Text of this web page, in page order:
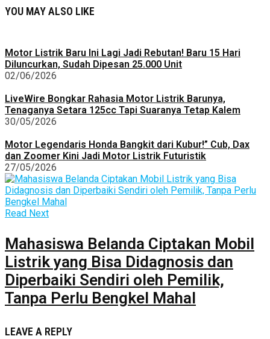
YOU MAY ALSO LIKE
Motor Listrik Baru Ini Lagi Jadi Rebutan! Baru 15 Hari
Diluncurkan, Sudah Dipesan 25.000 Unit
02/06/2026
LiveWire Bongkar Rahasia Motor Listrik Barunya,
Tenaganya Setara 125cc Tapi Suaranya Tetap Kalem
30/05/2026
Motor Legendaris Honda Bangkit dari Kubur!” Cub, Dax
dan Zoomer Kini Jadi Motor Listrik Futuristik
27/05/2026
Read Next
Mahasiswa Belanda Ciptakan Mobil
Listrik yang Bisa Didagnosis dan
Diperbaiki Sendiri oleh Pemilik,
Tanpa Perlu Bengkel Mahal
LEAVE A REPLY